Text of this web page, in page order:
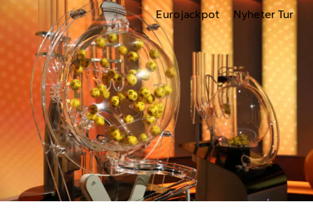
Eurojackpot Nyheter Tur